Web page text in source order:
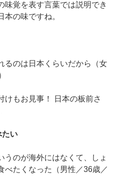
味覚を表す言葉では説明でき
の味ですね。
るのは日本くらいだから（女
けもお見事！ 日本の板前さ
たい
うのが海外にはなくて、しょ
べたくなった（男性／36歳／